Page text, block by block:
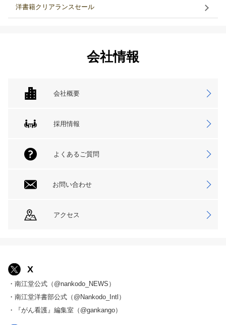
洋書籍クリアランスセール
会社情報
会社概要
採用情報
よくあるご質問
お問い合わせ
アクセス
X
・南江堂公式（@nankodo_NEWS）
・南江堂洋書部公式（@Nankodo_Intl）
・『がん看護』編集室（@gankango）